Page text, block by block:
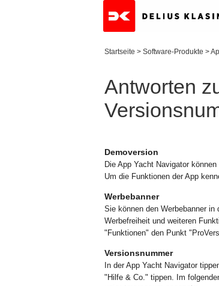
Startseite > Software-Produkte >
Antworten
Demoversion
Die App Yacht Navigator
Um die Funktionen der App
Werbebanner
Sie können den Werbebanner
Werbefreiheit und weiteren
"Funktionen" den Punkt
Versionsnummer
In der App Yacht Navigator
"Hilfe & Co." tippen. Im